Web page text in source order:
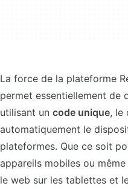
La force de la plateforme
permet essentiellement de
utilisant un code unique, le
automatiquement le
plateformes. Que ce soit
appareils mobiles ou
le web sur les tablettes et